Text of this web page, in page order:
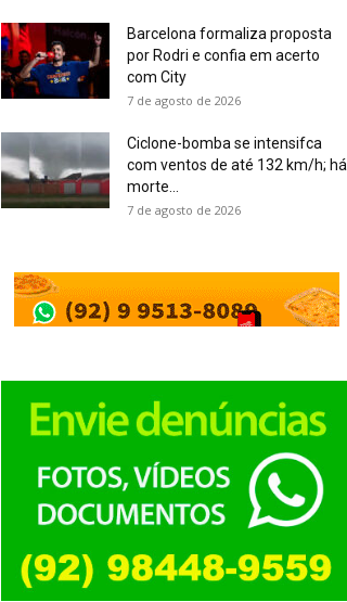
Barcelona formaliza proposta
por Rodri e confia em acerto
com City
7 de agosto de 2026
Ciclone-bomba se intensifca
com ventos de até 132 km/h; há
morte...
7 de agosto de 2026